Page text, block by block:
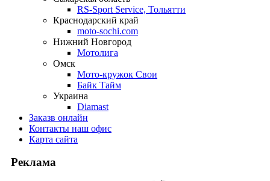
RS-Sport Service, Тольятти
Краснодарский край
moto-sochi.com
Нижний Новгород
Мотолига
Омск
Мото-кружок Свои
Байк Тайм
Украина
Diamast
Заказв онлайн
Контакты наш офис
Карта сайта
Реклама